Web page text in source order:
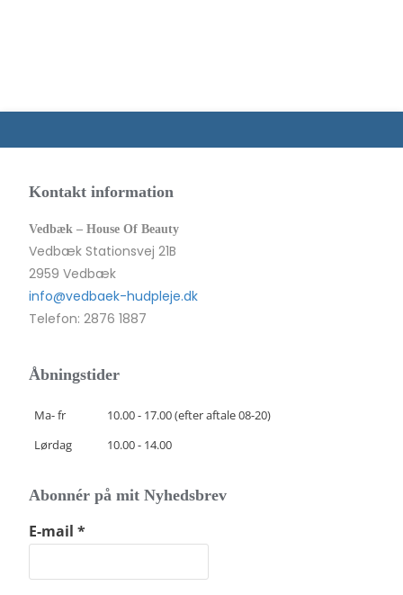
Kontakt information
Vedbæk – House Of Beauty
Vedbæk Stationsvej 21B
2959 Vedbæk
info@vedbaek-hudpleje.dk
Telefon: 2876 1887
Åbningstider
Ma- fr
10.00 - 17.00 (efter aftale 08-20)
Lørdag
10.00 - 14.00
Abonnér på mit Nyhedsbrev
E-mail*